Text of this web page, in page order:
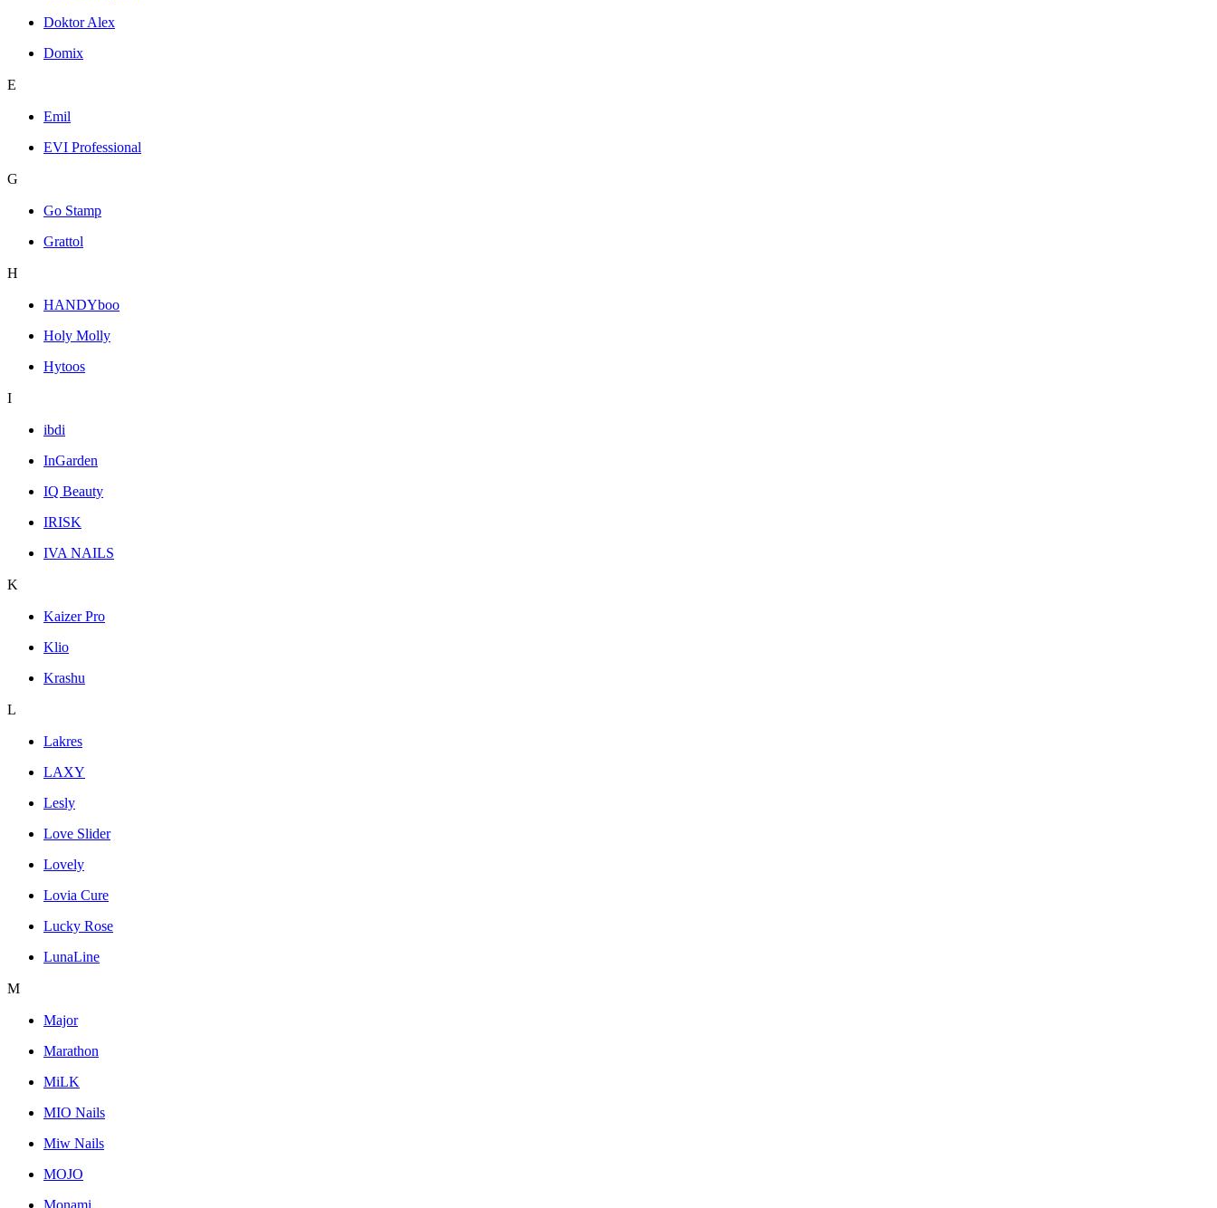
Doktor Alex
Domix
E
Emil
EVI Professional
G
Go Stamp
Grattol
H
HANDYboo
Holy Molly
Hytoos
I
ibdi
InGarden
IQ Beauty
IRISK
IVA NAILS
K
Kaizer Pro
Klio
Krashu
L
Lakres
LAXY
Lesly
Love Slider
Lovely
Lovia Cure
Lucky Rose
LunaLine
M
Major
Marathon
MiLK
MIO Nails
Miw Nails
MOJO
Monami